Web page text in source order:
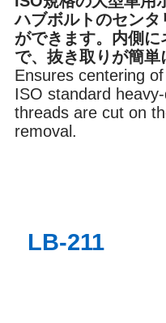
その他
ハブボルトのセンタ
ができます。内側
で、抜き取りが簡単
Ensures centering
ISO standard
threads are cut on
removal.
LB-211